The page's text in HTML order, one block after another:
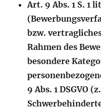
Art. 9 Abs. 1 S. 1
bzw.
Rahmen des
besondere
9 Abs. 1 DSGVO